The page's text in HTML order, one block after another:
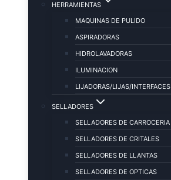
HERRAMIENTAS
MAQUINAS DE PULIDO
ASPIRADORAS
HIDROLAVADORAS
ILUMINACION
LIJADORAS/LIJAS/INTERFACES
SELLADORES
SELLADORES DE CARROCERIA
SELLADORES DE CRITALES
SELLADORES DE LLANTAS
SELLADORES DE OPTICAS